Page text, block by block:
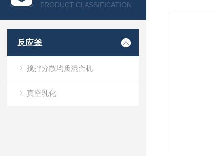
PRODUCT CLASSIFICATION
反应釜
搅拌分散均质混合机
真空乳化